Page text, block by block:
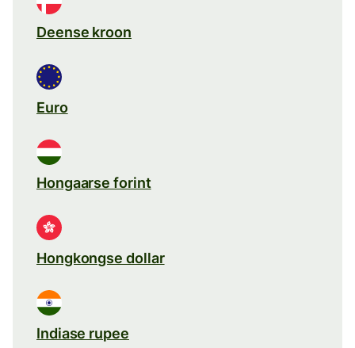
Deense kroon
Euro
Hongaarse forint
Hongkongse dollar
Indiase rupee